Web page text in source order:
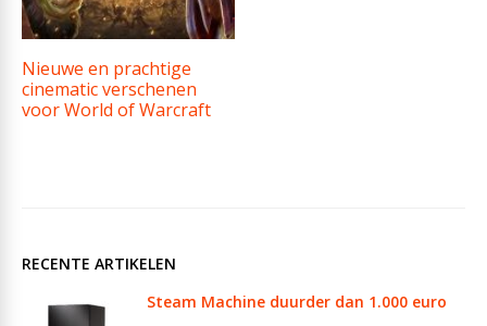
Nieuwe en prachtige
cinematic verschenen
voor World of Warcraft
RECENTE ARTIKELEN
Steam Machine duurder dan 1.000 euro